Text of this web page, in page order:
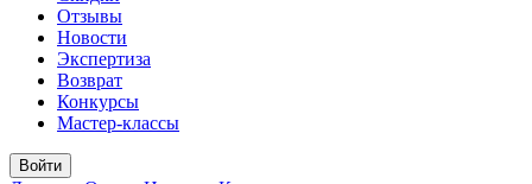
Отзывы
Новости
Экспертиза
Возврат
Конкурсы
Мастер-классы
Войти